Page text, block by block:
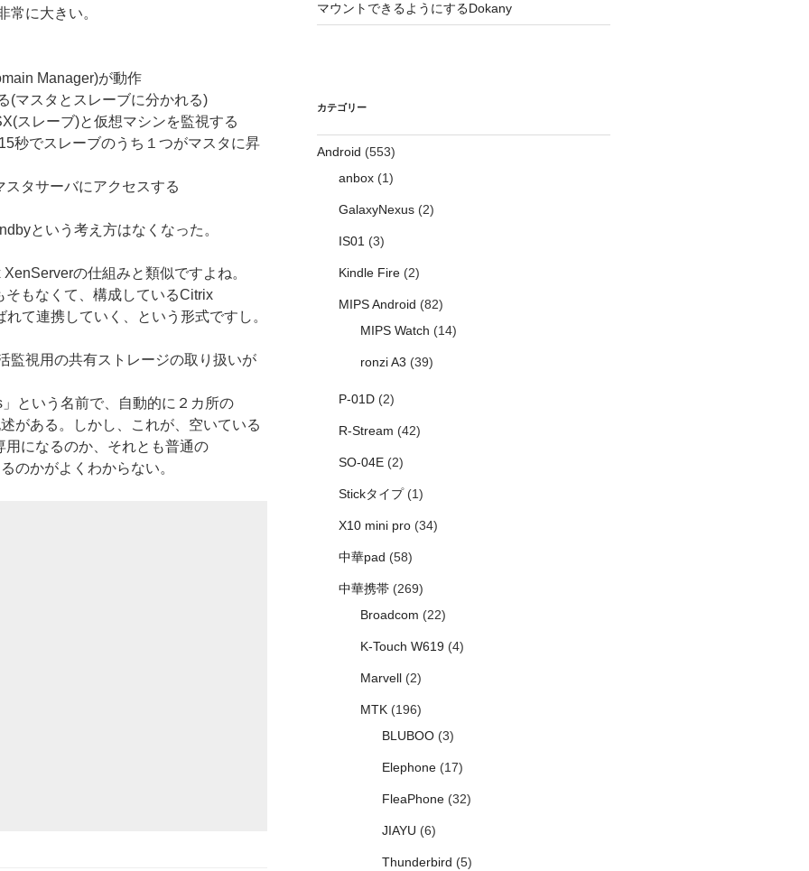
常に大きい。
Manager)が動作
(マスタとスレーブに分かれる)
スレーブ)と仮想マシンを監視する
秒でスレーブのうち１つがマスタに昇
スタサーバにアクセスする
という考え方はなくなった。
の仕組みと類似ですよね。
もなくて、構成しているCitrix
て連携していく、という形式ですし。
監視用の共有ストレージの取り扱いが
という名前で、自動的に２カ所の
がある。しかし、これが、空いている
用になるのか、それとも普通の
のかがよくわからない。
マウントできるようにするDokany
カテゴリー
Android (553)
anbox(1)
GalaxyNexus(2)
IS01(3)
Kindle Fire(2)
MIPS Android (82)
MIPS Watch (14)
ronzi A3 (39)
P-01D(2)
R-Stream (42)
SO-04E(2)
Stickタイプ(1)
X10 mini pro(34)
中華pad (58)
中華携帯(269)
Broadcom (22)
K-Touch W619(4)
Marvell(2)
MTK(196)
BLUBOO(3)
Elephone(17)
FleaPhone(32)
JIAYU (6)
Thunderbird (5)